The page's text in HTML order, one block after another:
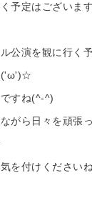
予定はございま
公演を観に行く
('ω')☆
すね(^-^)
がら日々を頑張
を付けください